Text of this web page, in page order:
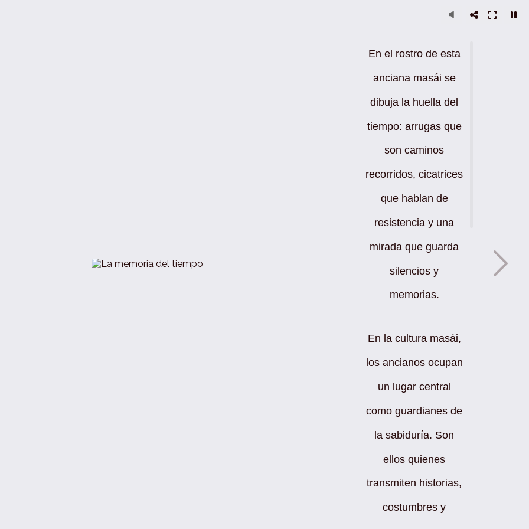
En el rostro de esta
anciana masái se
dibuja la huella del
tiempo: arrugas que
son caminos
recorridos, cicatrices
que hablan de
resistencia y una
mirada que guarda
silencios y
memorias.
En la cultura masái,
los ancianos ocupan
un lugar central
como guardianes de
la sabiduría. Son
ellos quienes
transmiten historias,
costumbres y